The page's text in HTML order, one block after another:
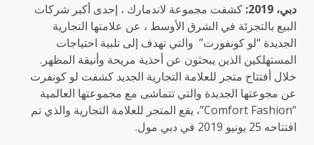
دبي، 2019:
كشفت مجموعة لاندمارك ، إحدى أكبر شركات
البيع بالتجزئة في الشرق الأوسط ، عن علامتها التجارية
الجديدة “لو كونفورت” والتي تهدف إلى تلبية احتياجات
المستهلكين الذين يبحثون عن أحذية مريحة وأنيقة المظهر.
خلال أفتتاح متجر للعلامة التجارية الجديد كشفت لو كونفرت
عن مجوعتها الجديدة والتي تتماشى مع مجموعتها العالمية
“Comfort Fashion”، يقع المتجر للعلامة التجارية والذي تم
افتتاحه 25 يونيو 2019 في دبي مول.